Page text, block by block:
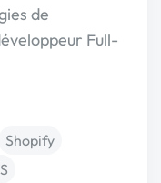
de
Full-
Shopify